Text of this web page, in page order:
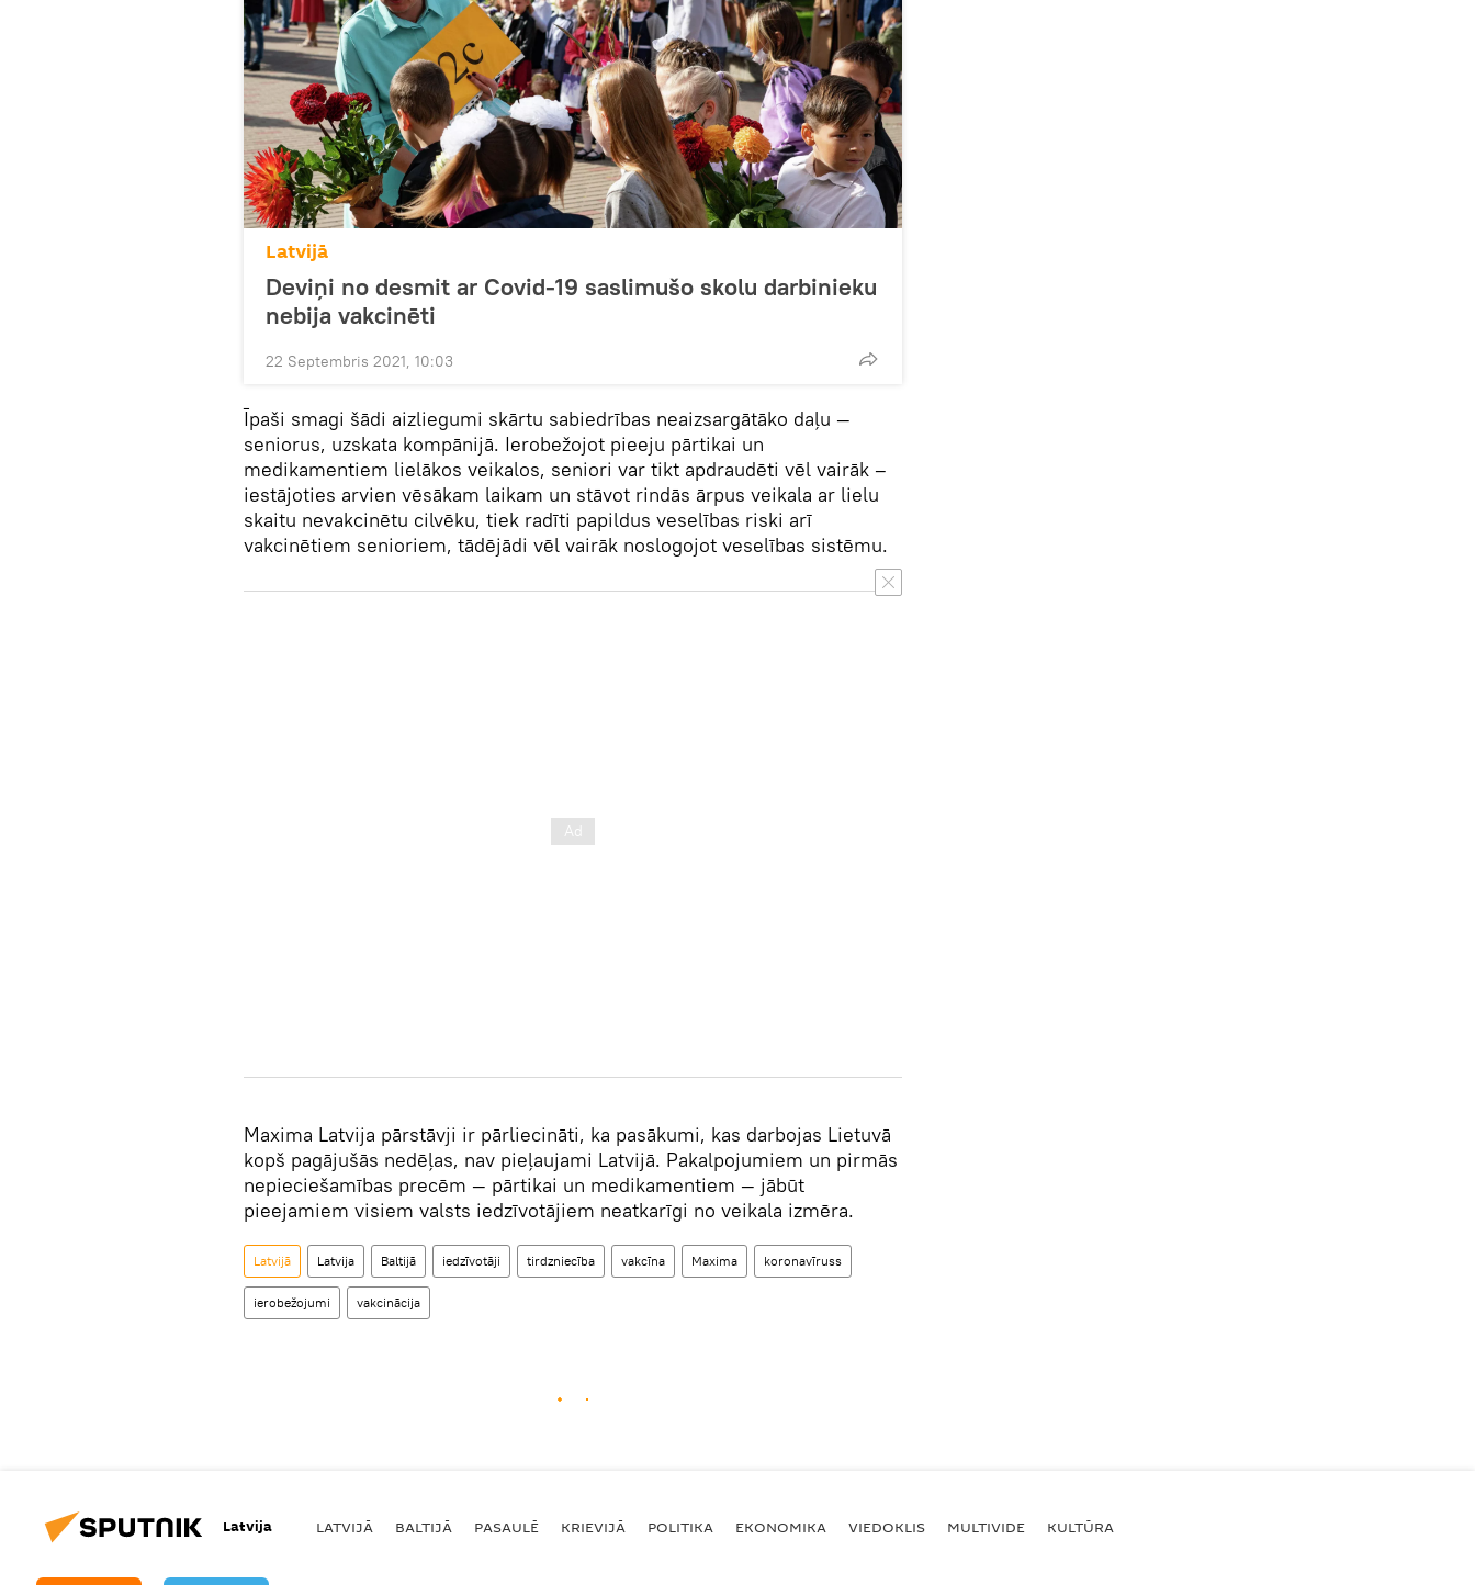
Latvijā
Deviņi no desmit ar Covid-19 saslimušo skolu darbinieku
nebija vakcinēti
22 Septembris 2021, 10:03
Īpaši smagi šādi aizliegumi skārtu sabiedrības neaizsargātāko daļu —
seniorus, uzskata kompānijā. Ierobežojot pieeju pārtikai un
medikamentiem lielākos veikalos, seniori var tikt apdraudēti vēl vairāk –
iestājoties arvien vēsākam laikam un stāvot rindās ārpus veikala ar lielu
skaitu nevakcinētu cilvēku, tiek radīti papildus veselības riski arī
vakcinētiem senioriem, tādējādi vēl vairāk noslogojot veselības sistēmu.
Maxima Latvija pārstāvji ir pārliecināti, ka pasākumi, kas darbojas Lietuvā
kopš pagājušās nedēļas, nav pieļaujami Latvijā. Pakalpojumiem un pirmās
nepieciešamības precēm — pārtikai un medikamentiem — jābūt
pieejamiem visiem valsts iedzīvotājiem neatkarīgi no veikala izmēra.
Latvijā Latvija Baltijā iedzīvotāji tirdzniecība vakcīna Maxima koronavīruss
ierobežojumi vakcinācija
Latvija LATVIJĀ BALTIJĀ PASAULĒ KRIEVIJĀ POLITIKA EKONOMIKA VIEDOKLIS MULTIVIDE KULTŪRA